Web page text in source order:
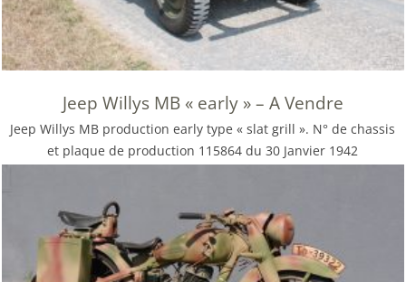
Jeep Willys MB « early » – A Vendre
Jeep Willys MB production early type « slat grill ». N° de chassis
et plaque de production 115864 du 30 Janvier 1942